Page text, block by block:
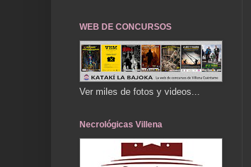
WEB DE CONCURSOS
Ver miles de fotos y videos...
Necrológicas Villena